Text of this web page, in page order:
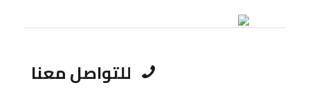
للتواصل معنا